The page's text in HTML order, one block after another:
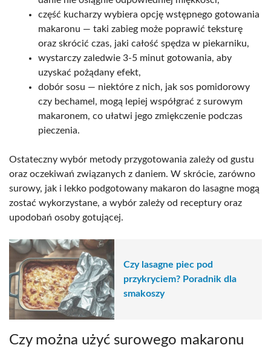
część kucharzy wybiera opcję wstępnego gotowania
makaronu — taki zabieg może poprawić teksturę
oraz skrócić czas, jaki całość spędza w piekarniku,
wystarczy zaledwie 3-5 minut gotowania, aby
uzyskać pożądany efekt,
dobór sosu — niektóre z nich, jak sos pomidorowy
czy bechamel, mogą lepiej współgrać z surowym
makaronem, co ułatwi jego zmiękczenie podczas
pieczenia.
Ostateczny wybór metody przygotowania zależy od gustu
oraz oczekiwań związanych z daniem. W skrócie, zarówno
surowy, jak i lekko podgotowany makaron do lasagne mogą
zostać wykorzystane, a wybór zależy od receptury oraz
upodobań osoby gotującej.
Czy lasagne piec pod
przykryciem? Poradnik dla
smakoszy
Czy można użyć surowego makaronu